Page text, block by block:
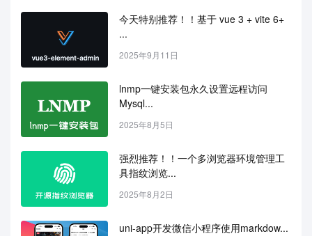
今天特别推荐！！基于 vue 3 + vite 6+
...
2025年9月11日
lnmp一键安装包永久设置远程访问
Mysql...
2025年8月5日
强烈推荐！！一个多浏览器环境管理工
具指纹浏览...
2025年8月2日
uni-app开发微信小程序使用markdow...